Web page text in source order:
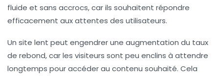
fluide et sans accrocs, car ils souhaitent répondre
efficacement aux attentes des utilisateurs.
Un site lent peut engendrer une augmentation du taux
de rebond, car les visiteurs sont peu enclins à attendre
longtemps pour accéder au contenu souhaité. Cela